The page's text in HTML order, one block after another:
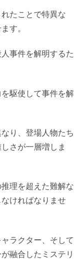
たことで特異な
す。
事件を解明するた
駆使して事件を解
り、登場人物たち
さが一層増しま
理を超えた難解な
ければなりませ
ラクター、そして
融合したミステリ